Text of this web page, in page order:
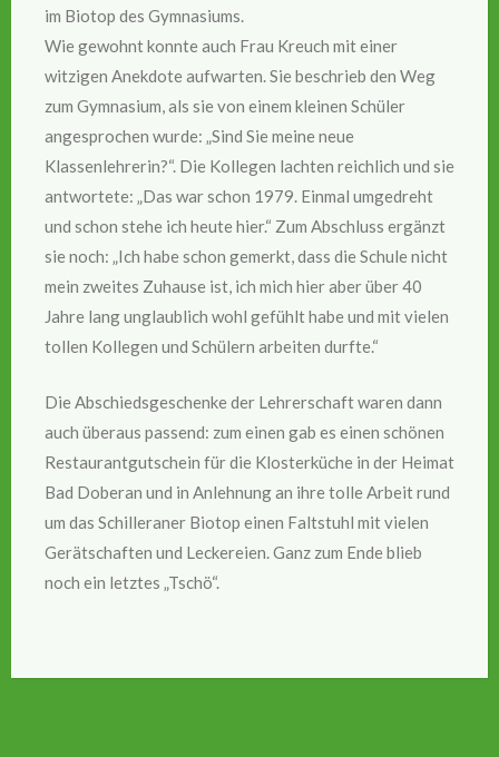
im Biotop des Gymnasiums.
Wie gewohnt konnte auch Frau Kreuch mit einer
witzigen Anekdote aufwarten. Sie beschrieb den Weg
zum Gymnasium, als sie von einem kleinen Schüler
angesprochen wurde: „Sind Sie meine neue
Klassenlehrerin?“. Die Kollegen lachten reichlich und sie
antwortete: „Das war schon 1979. Einmal umgedreht
und schon stehe ich heute hier.“ Zum Abschluss ergänzt
sie noch: „Ich habe schon gemerkt, dass die Schule nicht
mein zweites Zuhause ist, ich mich hier aber über 40
Jahre lang unglaublich wohl gefühlt habe und mit vielen
tollen Kollegen und Schülern arbeiten durfte.“
Die Abschiedsgeschenke der Lehrerschaft waren dann
auch überaus passend: zum einen gab es einen schönen
Restaurantgutschein für die Klosterküche in der Heimat
Bad Doberan und in Anlehnung an ihre tolle Arbeit rund
um das Schilleraner Biotop einen Faltstuhl mit vielen
Gerätschaften und Leckereien. Ganz zum Ende blieb
noch ein letztes „Tschö“.